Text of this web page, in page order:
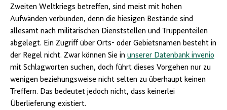
Zweiten Weltkriegs betreffen, sind meist mit hohen
Aufwänden verbunden, denn die hiesigen Bestände sind
allesamt nach militärischen Dienststellen und Truppenteilen
abgelegt. Ein Zugriff über Orts- oder Gebietsnamen besteht in
der Regel nicht. Zwar können Sie in unserer Datenbank invenio
mit Schlagworten suchen, doch führt dieses Vorgehen nur zu
wenigen beziehungsweise nicht selten zu überhaupt keinen
Treffern. Das bedeutet jedoch nicht, dass keinerlei
Überlieferung existiert.